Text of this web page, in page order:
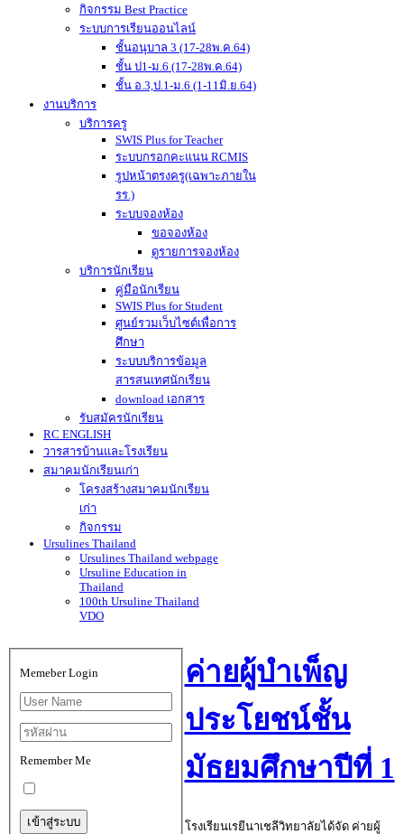
กิจกรรม Best Practice
ระบบการเรียนออนไลน์
ชั้นอนุบาล 3 (17-28พ.ค.64)
ชั้น ป1-ม.6 (17-28พ.ค.64)
ชั้น อ.3,ป.1-ม.6 (1-11มิ.ย.64)
งานบริการ
บริการครู
SWIS Plus for Teacher
ระบบกรอกคะแนน RCMIS
รูปหน้าตรงครู(เฉพาะภายใน
รร.)
ระบบจองห้อง
ขอจองห้อง
ดูรายการจองห้อง
บริการนักเรียน
คู่มือนักเรียน
SWIS Plus for Student
ศูนย์รวมเว็บไซต์เพื่อการ
ศึกษา
ระบบบริการข้อมูล
สารสนเทศนักเรียน
download เอกสาร
รับสมัครนักเรียน
RC ENGLISH
วารสารบ้านและโรงเรียน
สมาคมนักเรียนเก่า
โครงสร้างสมาคมนักเรียน
เก่า
กิจกรรม
Ursulines Thailand
Ursulines Thailand webpage
Ursuline Education in
Thailand
100th Ursuline Thailand
VDO
Memeber Login
Remember Me
ค่ายผู้บำเพ็ญ
ประโยชน์ชั้น
มัธยมศึกษาปีที่ 1
โรงเรียนเรยีนาเชลีวิทยาลัยได้จัด ค่ายผู้